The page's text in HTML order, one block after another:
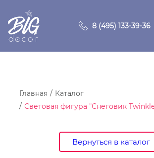
8 (495) 133-39-36
Главная
О компании
Главная
Каталог
Световая фигура "Снеговик
Вернуться в каталог